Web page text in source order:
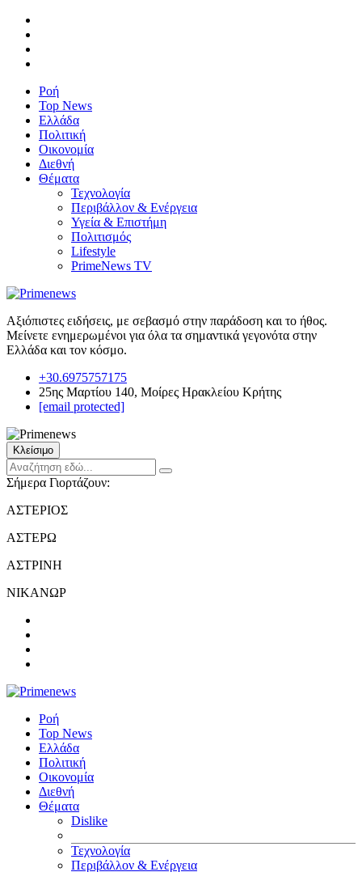
Ροή
Top News
Ελλάδα
Πολιτική
Οικονομία
Διεθνή
Θέματα
Τεχνολογία
Περιβάλλον & Ενέργεια
Υγεία & Επιστήμη
Πολιτισμός
Lifestyle
PrimeNews TV
Αξιόπιστες ειδήσεις, με σεβασμό στην παράδοση και το ήθος.
Μείνετε ενημερωμένοι για όλα τα σημαντικά γεγονότα στην
Ελλάδα και τον κόσμο.
+30.6975757175
25ης Μαρτίου 140, Μοίρες Ηρακλείου Κρήτης
[email protected]
Κλείσιμο
Σήμερα Γιορτάζουν:
ΑΣΤΕΡΙΟΣ
ΑΣΤΕΡΩ
ΑΣΤΡΙΝΗ
ΝΙΚΑΝΩΡ
Ροή
Top News
Ελλάδα
Πολιτική
Οικονομία
Διεθνή
Θέματα
Dislike
Τεχνολογία
Περιβάλλον & Ενέργεια